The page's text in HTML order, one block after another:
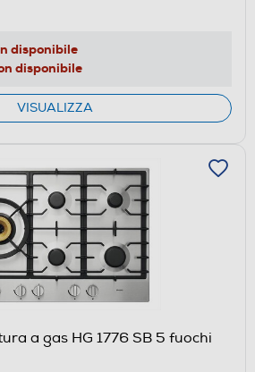
disponibile
disponibile
VISUALIZZA
a gas HG 1776 SB 5 fuochi